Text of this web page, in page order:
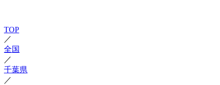
TOP
／
全国
／
千葉県
／